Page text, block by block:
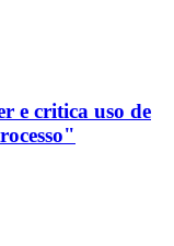
e critica uso de